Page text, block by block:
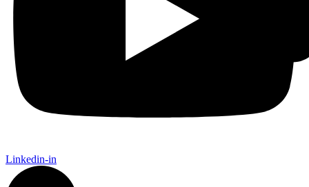
Linkedin-in